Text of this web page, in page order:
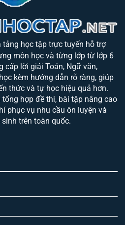
tảng học tập trực tuyến hỗ trợ
môn học và từng lớp từ lớp 6
cấp lời giải Toán, Ngữ văn,
kèm hướng dẫn rõ ràng, giúp
thức và tự học hiệu quả hơn.
tổng hợp đề thi, bài tập nâng cao
phục vụ nhu cầu ôn luyện và
trên toàn quốc.